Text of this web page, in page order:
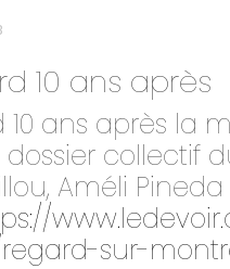
10 ans après
ans après la
collectif
Améli
regard-sur-